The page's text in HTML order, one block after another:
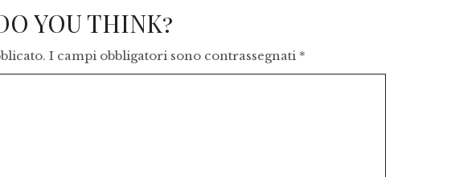
YOU THINK?
I campi obbligatori sono contrassegnati *